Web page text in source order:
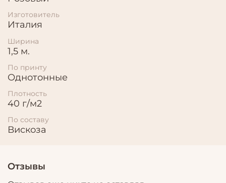
Хорошо подойдет на подклад для шуб, курток,
костюмов.
Изготовитель
Италия
Ширина
1,5 м.
По принту
Однотонные
Плотность
40 г/м2
По составу
Вискоза
Отзывы